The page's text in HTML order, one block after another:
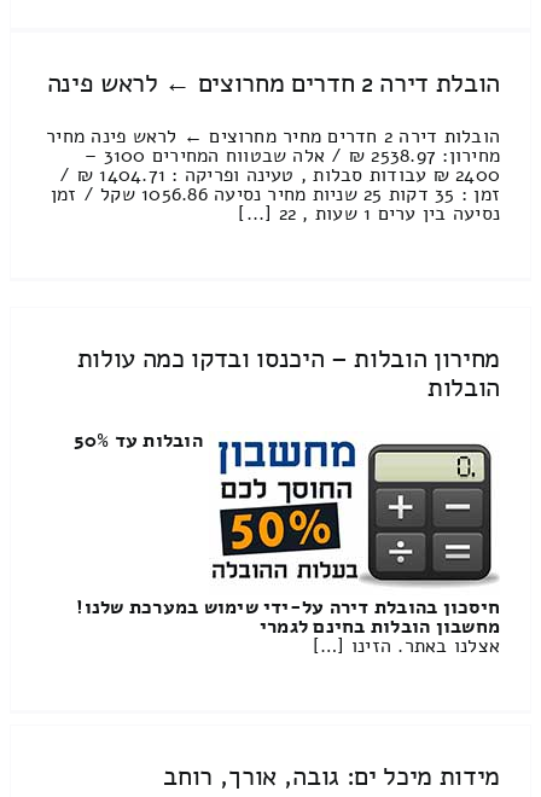
הובלת דירה 2 חדרים מחרוצים ← לראש פינה
הובלות דירה 2 חדרים מחיר מחרוצים ← לראש פינה מחיר
מחירון: 2538.97 ₪ / אלה שבטווח המחירים 3100 –
2400 ₪ עבודות סבלות , טעינה ופריקה : 1404.71 ₪ /
זמן : 35 דקות 25 שניות מחיר נסיעה 1056.86 שקל / זמן
נסיעה בין ערים 1 שעות , 22 [...]
מחירון הובלות – היכנסו ובדקו כמה עולות
הובלות
הובלות עד 50%
חיסכון בהובלת דירה על-ידי שימוש במערכת שלנו!
מחשבון הובלות בחינם לגמרי
אצלנו באתר. הזינו […]
מידות מיכל ים: גובה, אורך, רוחב